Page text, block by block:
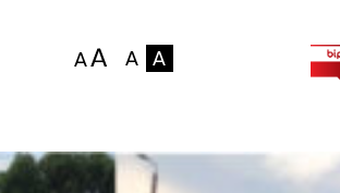
Zakłady